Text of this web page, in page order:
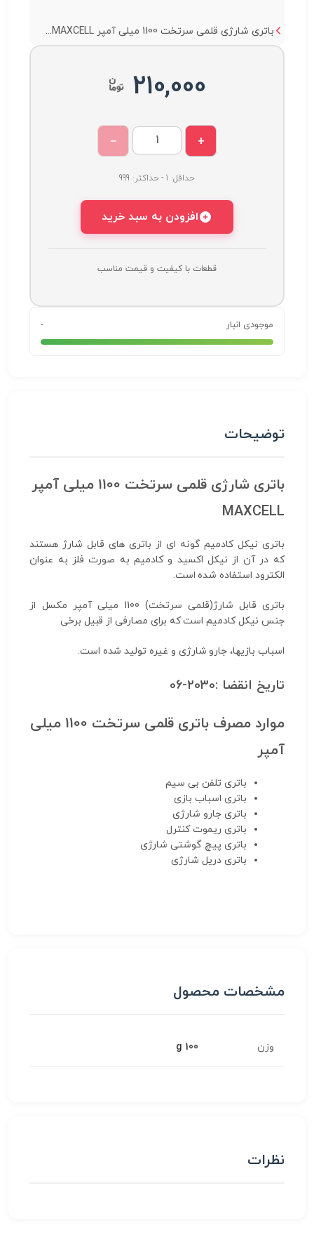
باتری شارژی قلمی سرتخت 1100 میلی آمپر MAXCELL...
210,000
+
−
حداقل: 1 - حداکثر: 999
افزودن به سبد خرید
قطعات با کیفیت و قیمت مناسب
موجودی انبار -
توضیحات
باتری شارژی قلمی سرتخت 1100 میلی آمپر
MAXCELL
باتری نیکل کادمیم گونه ای از باتری های قابل شارژ هستند
که در آن از نیکل اکسید و کادمیم به صورت فلز به عنوان
الکترود استفاده شده است.
باتری قابل شارژ(قلمی سرتخت) 1100 میلی آمپر مکسل از
جنس نیکل کادمیم است که برای مصارفی از قبیل برخی
اسباب بازیها، جارو شارژی و غیره تولید شده است.
تاریخ انقضا :2030-06
موارد مصرف باتری قلمی سرتخت 1100 میلی
آمپر
باتری تلفن بی سیم
باتری اسباب بازی
باتری جارو شارژی
باتری ریموت کنترل
باتری پیچ گوشتی شارژی
باتری دریل شارژی
مشخصات محصول
وزن 100 g
نظرات